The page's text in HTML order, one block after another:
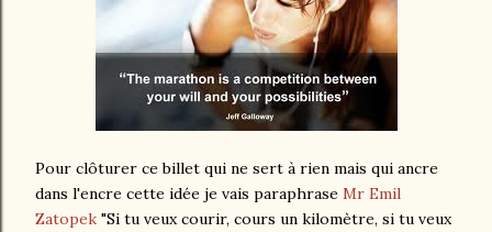
Pour clôturer ce billet qui ne sert à rien mais qui ancre
dans l'encre cette idée je vais paraphrase Mr Emil
Zatopek "Si tu veux courir, cours un kilomètre, si tu veux